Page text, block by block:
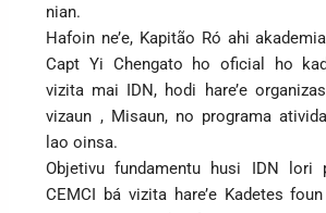
nian.
Hafoin ne’e, Kapitão Ró ahi
Capt Yi Chengato ho oficial ho
vizita mai IDN, hodi hare’e
vizaun , Misaun, no programa
lao oinsa.
Objetivu fundamentu husi IDN lori
CEMCI bá vizita hare’e Kadetes